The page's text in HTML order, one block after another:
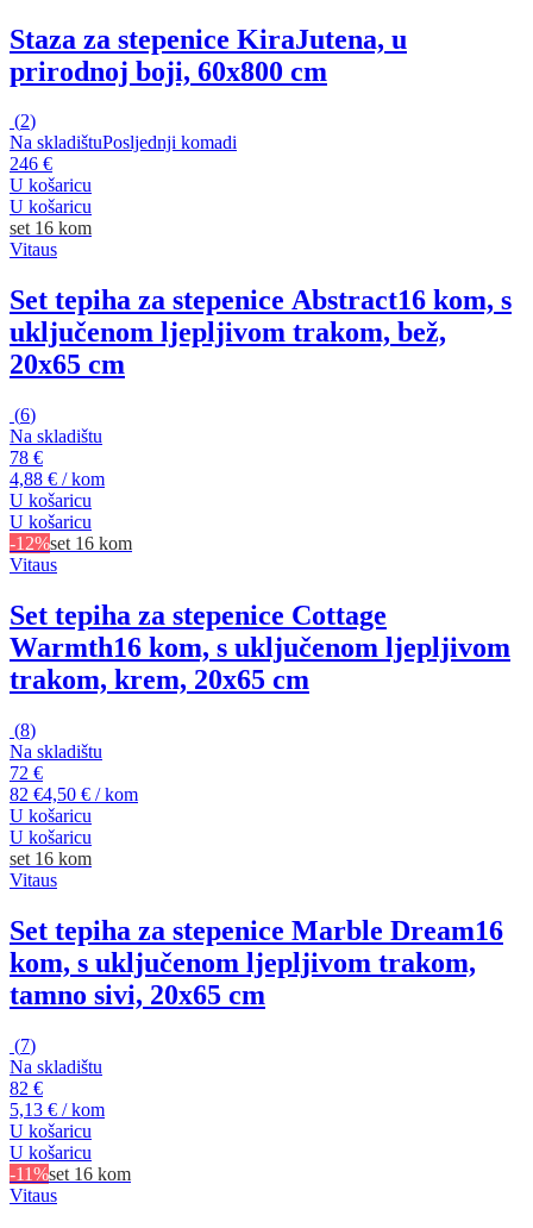
Staza za stepenice KiraJutena, u
prirodnoj boji, 60x800 cm
(2)
Na skladištuPosljednji komadi
246 €
U košaricu
U košaricu
set 16 kom
Vitaus
Set tepiha za stepenice Abstract16 kom, s
uključenom ljepljivom trakom, bež,
20x65 cm
(6)
Na skladištu
78 €
4,88 € / kom
U košaricu
U košaricu
-12%set 16 kom
Vitaus
Set tepiha za stepenice Cottage
Warmth16 kom, s uključenom ljepljivom
trakom, krem, 20x65 cm
(8)
Na skladištu
72 €
82 €4,50 € / kom
U košaricu
U košaricu
set 16 kom
Vitaus
Set tepiha za stepenice Marble Dream16
kom, s uključenom ljepljivom trakom,
tamno sivi, 20x65 cm
(7)
Na skladištu
82 €
5,13 € / kom
U košaricu
U košaricu
-11%set 16 kom
Vitaus